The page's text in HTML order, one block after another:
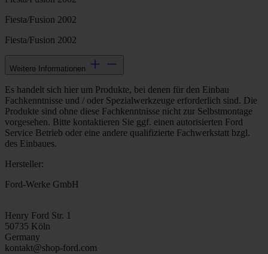
Fiesta/Fusion 2002
Fiesta/Fusion 2002
Weitere Informationen
Es handelt sich hier um Produkte, bei denen für den Einbau
Fachkenntnisse und / oder Spezialwerkzeuge erforderlich sind. Die
Produkte sind ohne diese Fachkenntnisse nicht zur Selbstmontage
vorgesehen. Bitte kontaktieren Sie ggf. einen autorisierten Ford
Service Betrieb oder eine andere qualifizierte Fachwerkstatt bzgl.
des Einbaues.
Hersteller:
Ford-Werke GmbH
Henry Ford Str. 1
50735 Köln
Germany
kontakt@shop-ford.com